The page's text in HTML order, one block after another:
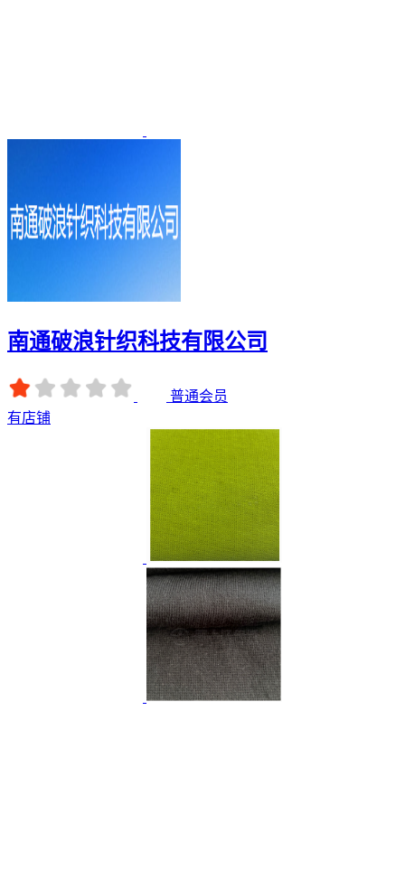
南通破浪针织科技有限公司
普通会员
有店铺